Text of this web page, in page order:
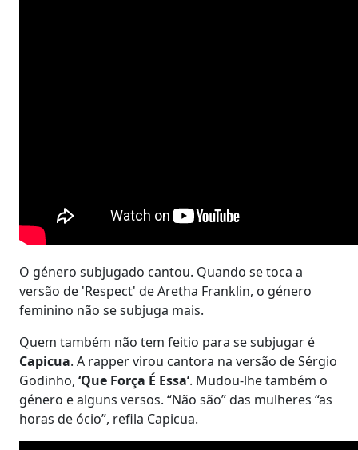
O género subjugado cantou. Quando se toca a
versão de 'Respect' de Aretha Franklin, o género
feminino não se subjuga mais.
Quem também não tem feitio para se subjugar é
Capicua. A rapper virou cantora na versão de Sérgio
Godinho, ‘Que Força É Essa’. Mudou-lhe também o
género e alguns versos. “Não são” das mulheres “as
horas de ócio”, refila Capicua.